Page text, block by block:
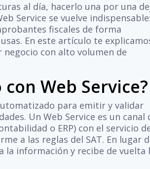
al día, hacerlo una por una
Service se vuelve indispensable:
fiscales de forma
En este artículo te
negocio con alto volumen de
Web Service?
para emitir y validar
Un Web Service es un canal
o ERP) con el servicio
a las reglas del SAT. En lugar
la información y recibe de vuelta